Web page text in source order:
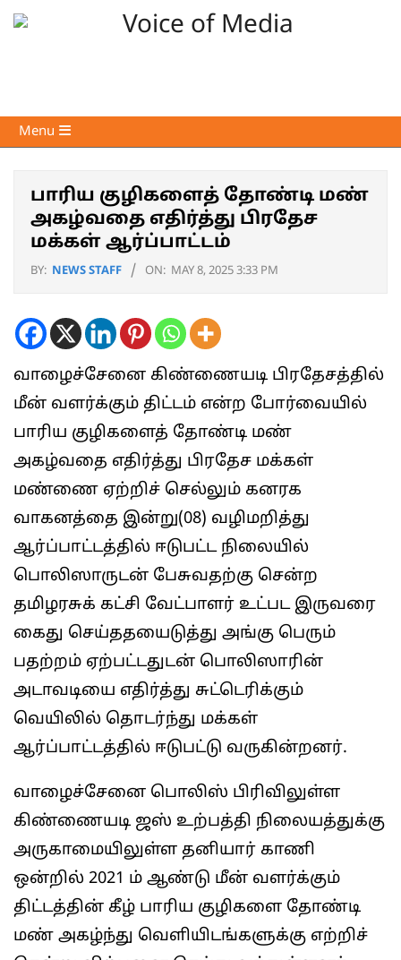
Skip
Voice
of
Primary
Navigation
Menu
பாரிய குழிகளைத் தோண்டி மண்
அகழ்வதை எதிர்த்து பிரதேச
மக்கள் ஆர்ப்பாட்டம்
BY: NEWS STAFF ON: MAY 8, 2025 3:33 PM
வாழைச்சேனை கிண்ணையடி பிரதேசத்தில்
மீன் வளர்க்கும் திட்டம் என்ற போர்வையில்
பாரிய குழிகளைத் தோண்டி மண்
அகழ்வதை எதிர்த்து பிரதேச மக்கள்
மண்ணை ஏற்றிச் செல்லும் கனரக
வாகனத்தை இன்று(08) வழிமறித்து
ஆர்ப்பாட்டத்தில் ஈடுபட்ட நிலையில்
பொலிஸாருடன் பேசுவதற்கு சென்ற
தமிழரசுக் கட்சி வேட்பாளர் உட்பட இருவரை
கைது செய்ததயைடுத்து அங்கு பெரும்
பதற்றம் ஏற்பட்டதுடன் பொலிஸாரின்
அடாவடியை எதிர்த்து சுட்டெரிக்கும்
வெயிலில் தொடர்ந்து மக்கள்
ஆர்ப்பாட்டத்தில் ஈடுபட்டு வருகின்றனர்.
வாழைச்சேனை பொலிஸ் பிரிவிலுள்ள
கிண்ணையடி ஜஸ் உற்பத்தி நிலையத்துக்கு
அருகாமையிலுள்ள தனியார் காணி
ஒன்றில் 2021 ம் ஆண்டு மீன் வளர்க்கும்
திட்டத்தின் கீழ் பாரிய குழிகளை தோண்டி
மண் அகழ்ந்து வெளியிடங்களுக்கு எற்றிச்